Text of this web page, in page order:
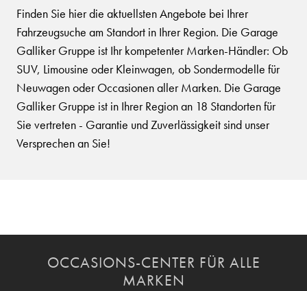
Finden Sie hier die aktuellsten Angebote bei Ihrer
Fahrzeugsuche am Standort in Ihrer Region. Die Garage
Galliker Gruppe ist Ihr kompetenter Marken-Händler: Ob
SUV, Limousine oder Kleinwagen, ob Sondermodelle für
Neuwagen oder Occasionen aller Marken. Die Garage
Galliker Gruppe ist in Ihrer Region an 18 Standorten für
Sie vertreten - Garantie und Zuverlässigkeit sind unser
Versprechen an Sie!
OCCASIONS-CENTER FÜR ALLE
MARKEN